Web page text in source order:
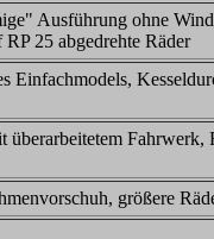
Ausführung ohne
RP 25 abgedrehte Räder
Einfachmodels,
überarbeitetem Fahrwerk,
größere